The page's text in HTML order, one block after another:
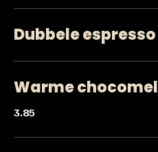
Dubbele espresso
Warme chocomel
3.85